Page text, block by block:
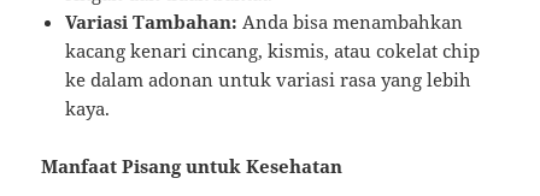
Variasi Tambahan: Anda bisa menambahkan
kacang kenari cincang, kismis, atau cokelat chip
ke dalam adonan untuk variasi rasa yang lebih
kaya.
Manfaat Pisang untuk Kesehatan